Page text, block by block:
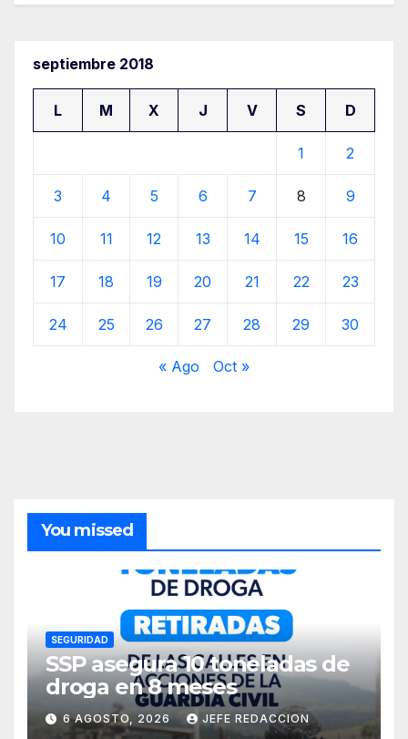
septiembre 2018
L M X J V S D
1 2
3 4 5 6 7 8 9
10 11 12 13 14 15 16
17 18 19 20 21 22 23
24 25 26 27 28 29 30
« Ago Oct »
You missed
SEGURIDAD
SSP asegura 10 toneladas de
droga en 8 meses
6 AGOSTO, 2026 JEFE REDACCION